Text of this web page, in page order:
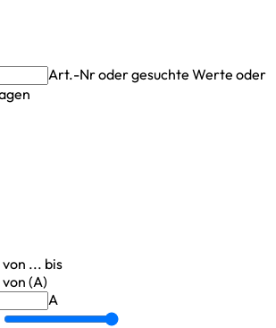
Art.-Nr oder gesuchte Werte oder
von ... bis
(A)
A